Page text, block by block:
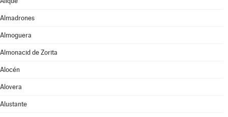
Almadrones
Almoguera
Almonacid de Zorita
Alocén
Alovera
Alustante